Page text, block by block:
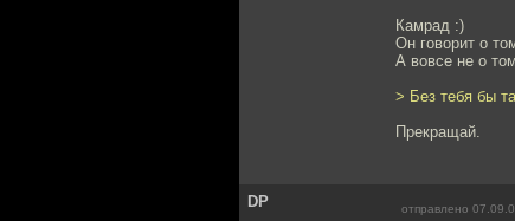
Камрад :)
Он говорит о
А вовсе не о
> Без тебя бы
Прекращай.
DP отправлено